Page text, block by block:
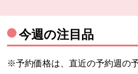
今週の注目品
※予約価格は、直近の予約週の